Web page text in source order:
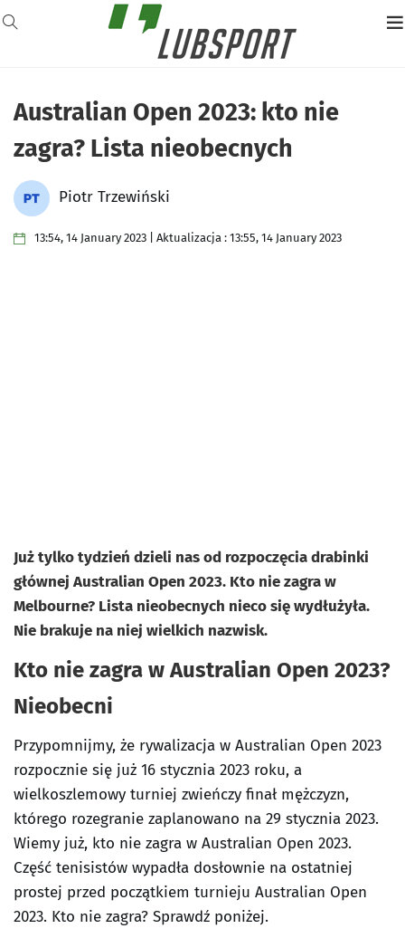
Australian Open 2023: kto nie
zagra? Lista nieobecnych
Piotr Trzewiński
13:54, 14 January 2023 | Aktualizacja : 13:55, 14 January 2023
Już tylko tydzień dzieli nas od rozpoczęcia drabinki
głównej Australian Open 2023. Kto nie zagra w
Melbourne? Lista nieobecnych nieco się wydłużyła.
Nie brakuje na niej wielkich nazwisk.
Kto nie zagra w Australian Open 2023?
Nieobecni
Przypomnijmy, że rywalizacja w Australian Open 2023
rozpocznie się już 16 stycznia 2023 roku, a
wielkoszlemowy turniej zwieńczy finał mężczyzn,
którego rozegranie zaplanowano na 29 stycznia 2023.
Wiemy już, kto nie zagra w Australian Open 2023.
Część tenisistów wypadła dosłownie na ostatniej
prostej przed początkiem turnieju Australian Open
2023. Kto nie zagra? Sprawdź poniżej.